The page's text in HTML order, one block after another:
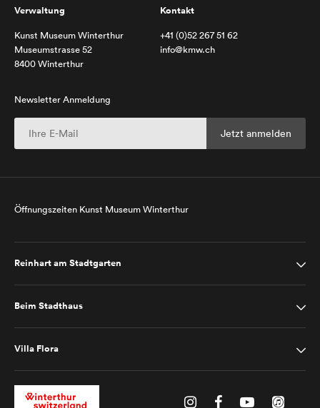
Verwaltung
Kunst Museum Winterthur
Museumstrasse 52
8400 Winterthur
Kontakt
+41 (0)52 267 51 62
info@kmw.ch
Newsletter Anmeldung
Öffnungszeiten Kunst Museum Winterthur
Reinhart am Stadtgarten
Beim Stadthaus
Villa Flora